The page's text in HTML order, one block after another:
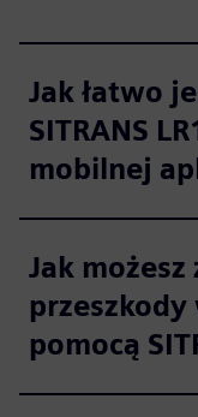
Jak łatwo
SITRANS
mobilnej
Jak
pomocą